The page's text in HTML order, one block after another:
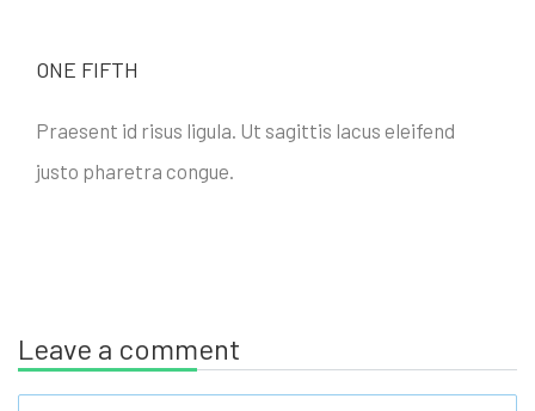
ONE FIFTH
Praesent id risus ligula. Ut sagittis lacus eleifend
justo pharetra congue.
Leave a comment